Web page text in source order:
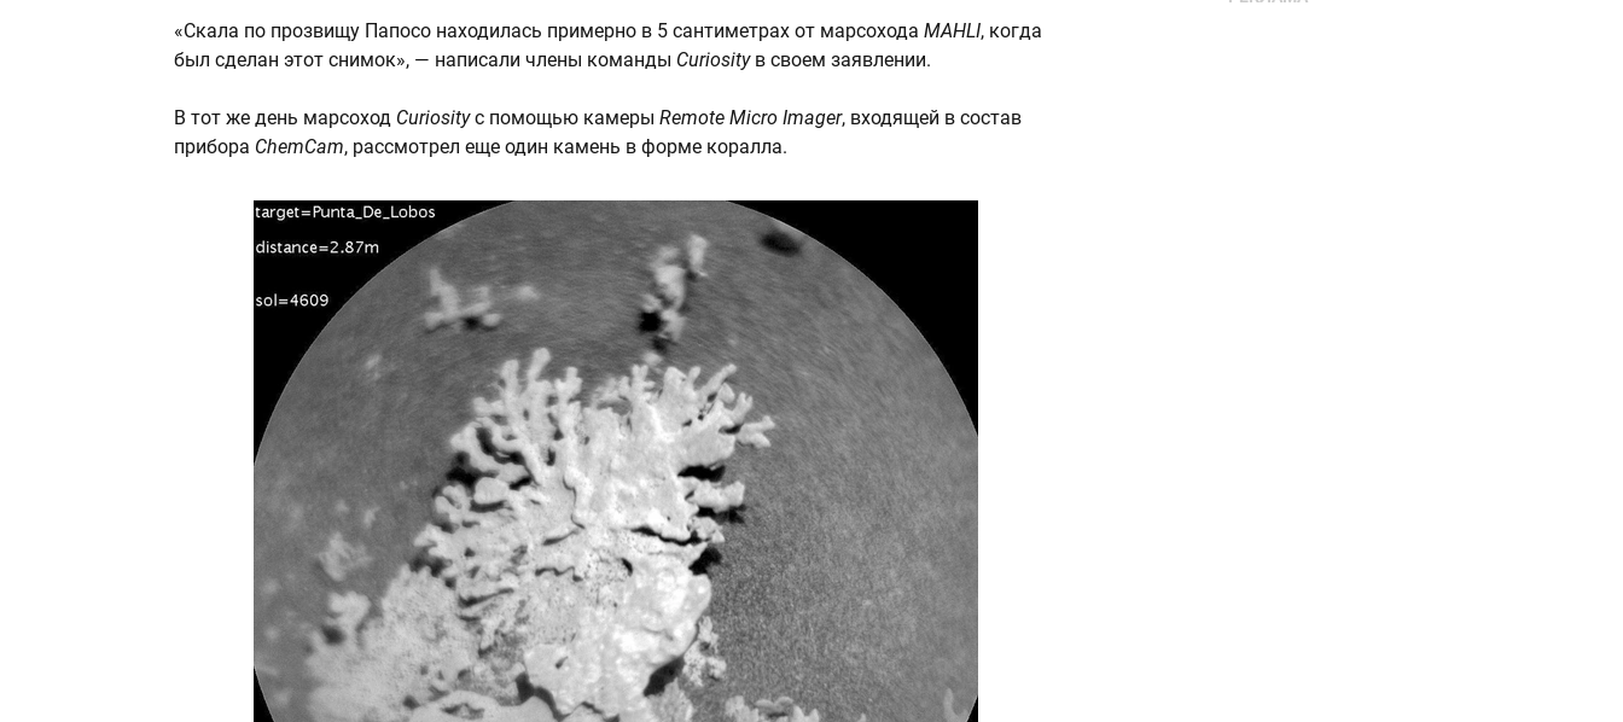
«Скала по прозвищу Папосо находилась примерно в 5 сантиметрах от марсохода MAHLI, когда
был сделан этот снимок», — написали члены команды Curiosity в своем заявлении.
В тот же день марсоход Curiosityс помощью камеры Remote Micro Imager, входящей в состав
прибора ChemCam, рассмотрел еще один камень в форме коралла.